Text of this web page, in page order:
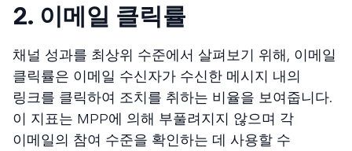
2. 이메일 클릭률
채널 성과를 최상위 수준에서 살펴보기 위해, 이메일
클릭률은 이메일 수신자가 수신한 메시지 내의
링크를 클릭하여 조치를 취하는 비율을 보여줍니다.
이 지표는 MPP에 의해 부풀려지지 않으며 각
이메일의 참여 수준을 확인하는 데 사용할 수